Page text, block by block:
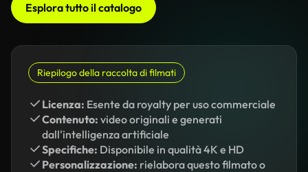
Esplora tutto il catalogo
Riepilogo della raccolta di filmati
Licenza: Esente da royalty per uso commerciale
Contenuto: video originali e generati
dall'intelligenza artificiale
Specifiche: Disponibile in qualità 4K e HD
Personalizzazione: rielabora questo filmato o